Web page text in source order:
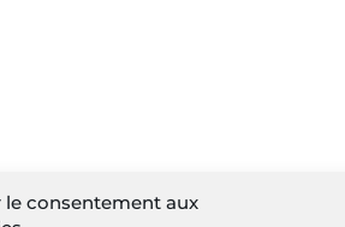
le consentement aux